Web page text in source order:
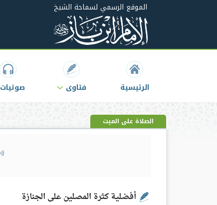
الموقع الرسمي لسماحة الشيخ
الرئيسية فتاوى صوتيات
الصلاة على الميت
أفضلية كثرة المصلين على الجنازة